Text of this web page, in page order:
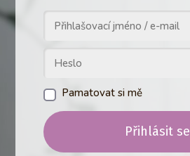
Pamatovat si mě
Přihlásit se